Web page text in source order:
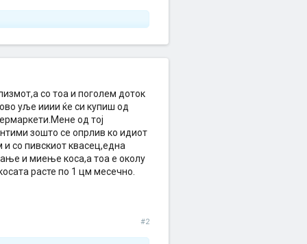
со тоа и поголем доток
уље ииии ќе си купиш од
од тој
зошто се опрлив ко идиот
со пивскиот квасец,една
и миење коса,а тоа е околу
расте по 1 цм месечно.
#2